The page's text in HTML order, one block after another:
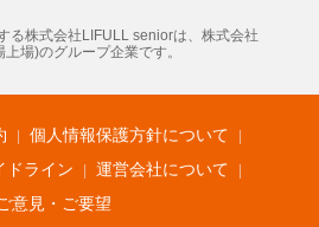
売却査定 不動産投資 アドバイザー
ンク 家賃相場 不動産会社
立ち情報
LIFULL HOME'S PRESS
不動産転職
る株式会社LIFULL seniorは、株式会社
場)のグループ企業です。
個人情報保護方針について
ドライン
運営会社について
意見・ご要望